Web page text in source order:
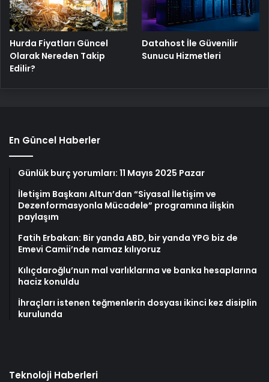
Hurda Fiyatları Güncel
Olarak Nereden Takip
Edilir?
Datahost İle Güvenilir
Sunucu Hizmetleri
En Güncel Haberler
Günlük burç yorumları: 11 Mayıs 2025 Pazar
İletişim Başkanı Altun’dan “Siyasal İletişim ve
Dezenformasyonla Mücadele” programına ilişkin
paylaşım
Fatih Erbakan: Bir yanda ABD, bir yanda YPG biz de
Emevi Camii’nde namaz kılıyoruz
Kılıçdaroğlu’nun mal varlıklarına ve banka hesaplarına
haciz konuldu
İhraçları istenen teğmenlerin dosyası ikinci kez disiplin
kurulunda
Teknoloji Haberleri